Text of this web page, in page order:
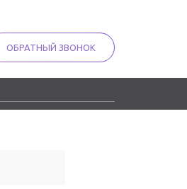
ОБРАТНЫЙ ЗВОНОК